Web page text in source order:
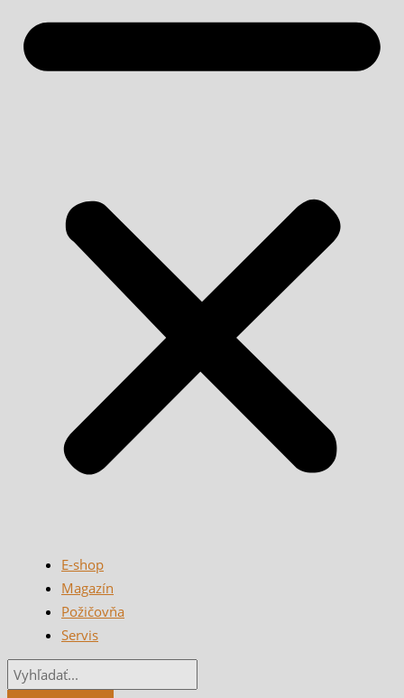
E-shop
Magazín
Požičovňa
Servis